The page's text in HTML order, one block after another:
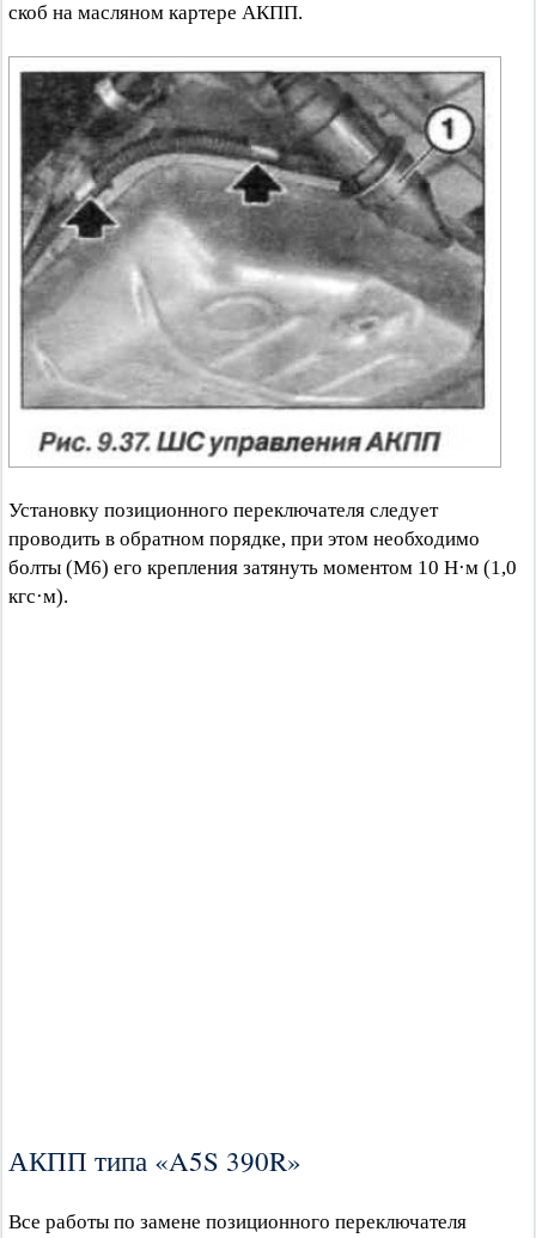
скоб на масляном картере АКПП.
Установку позиционного переключателя следует
проводить в обратном порядке, при этом необходимо
болты (М6) его крепления затянуть моментом 10 Н·м (1,0
кгс·м).
АКПП типа «A5S 390R»
Все работы по замене позиционного переключателя